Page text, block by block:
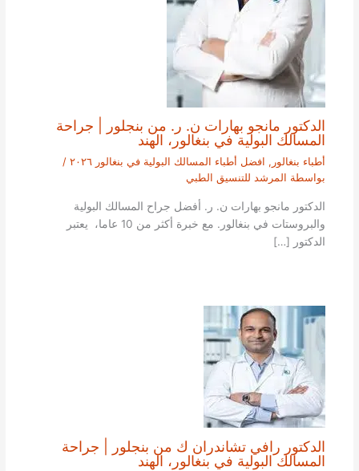
الدكتور مانجو بهارات ن. ر. من بنجلور | جراحة
المسالك البولية في بنغالور، الهند
أطباء بنغالور , افضل أطباء المسالك البولية في بنغالور ٢٠٢٦
/
بواسطة المرشد للتنسيق الطبي
الدكتور مانجو بهارات ن. ر. أفضل جراح المسالك البولية
والبروستات في بنغالور. مع خبرة أكثر من 10 عاما، يعتبر
الدكتور […]
الدكتور رافي تشاندران ك من بنجلور | جراحة
المسالك البولية في بنغالور، الهند